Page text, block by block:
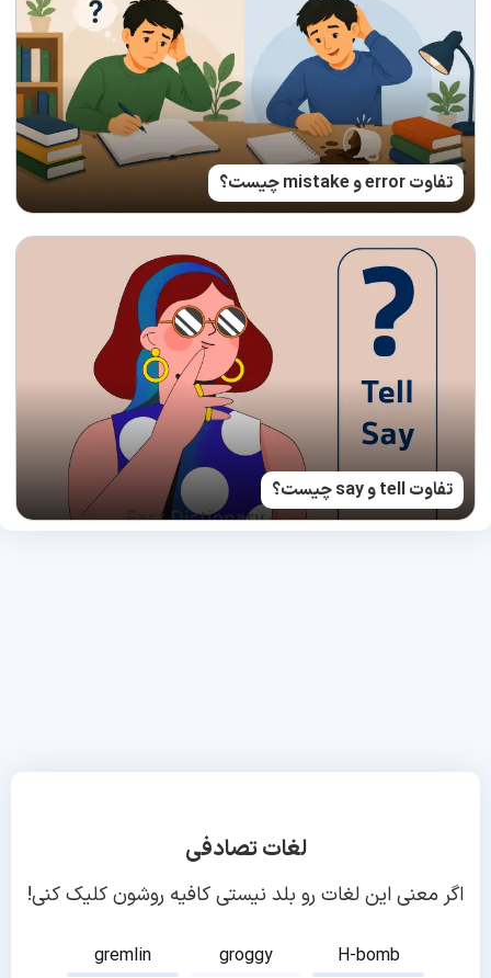
تفاوت error و mistake چیست؟
تفاوت tell و say چیست؟
لغات تصادفی
اگر معنی این لغات رو بلد نیستی کافیه روشون کلیک کنی!
gremlin groggy
H-bomb